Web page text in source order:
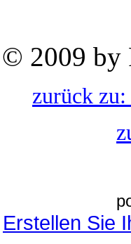
© 2009 by
zurück
Erstellen Sie